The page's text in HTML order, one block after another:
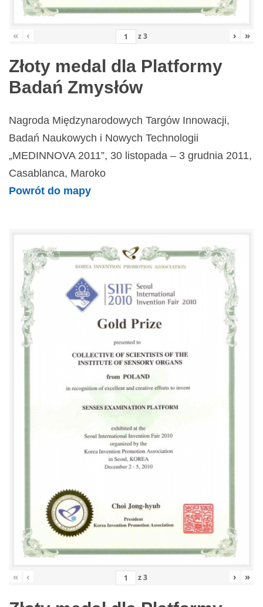
« ‹ z3 › »
Złoty medal dla Platformy
Badań Zmysłów
Nagroda Międzynarodowych Targów Innowacji,
Badań Naukowych i Nowych Technologii
„MEDINNOVA 2011”, 30 listopada – 3 grudnia 2011,
Casablanca, Maroko
Powrót do mapy
« ‹ z3 › »